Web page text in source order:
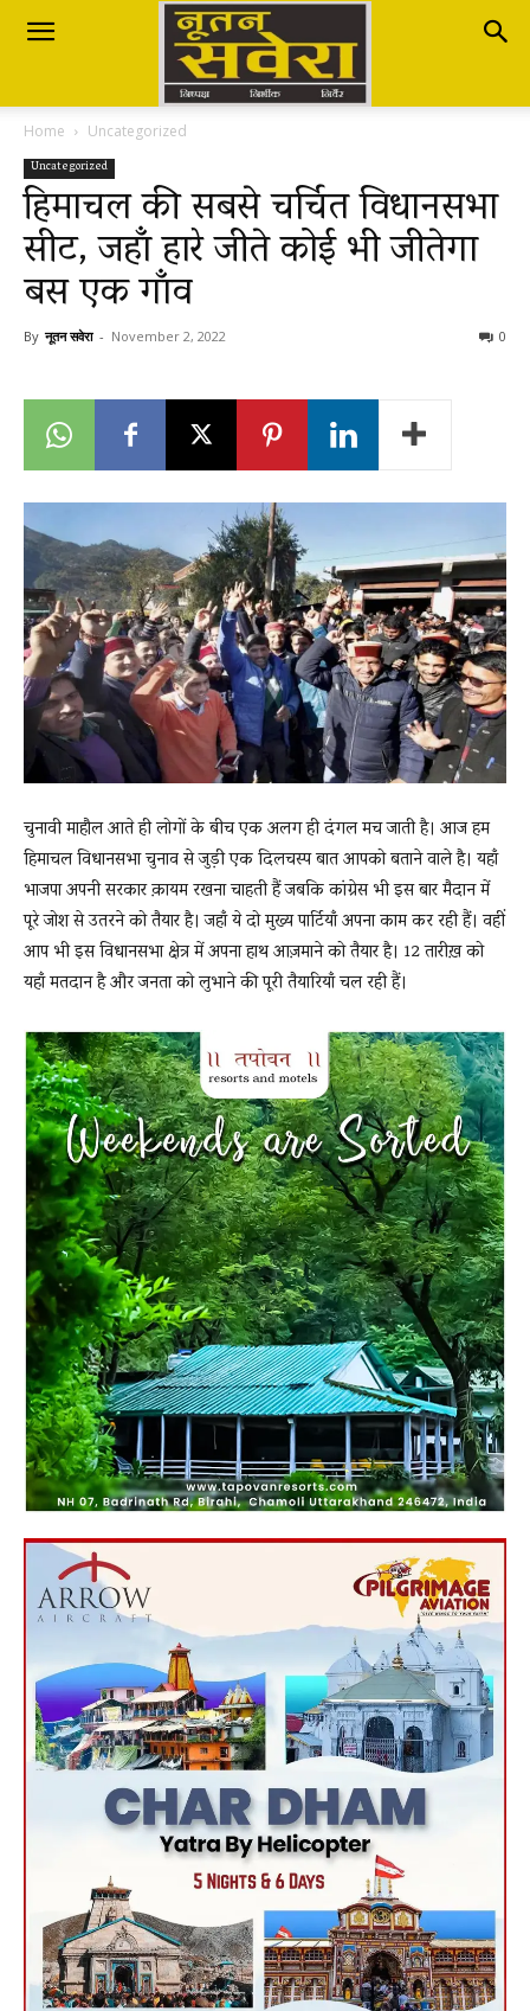
Nutan
Savera
नूतन
सवेरा
Breaking
News
LIVE
Home Uncategorized
Uncategorized
हिमाचल की सबसे चर्चित विधानसभा
सीट, जहाँ हारे जीते कोई भी जीतेगा
बस एक गाँव
By नूतन सवेरा - November 2, 2022 0
चुनावी माहौल आते ही लोगों के बीच एक अलग ही दंगल मच जाती है। आज हम
हिमाचल विधानसभा चुनाव से जुड़ी एक दिलचस्प बात आपको बताने वाले है। यहाँ
भाजपा अपनी सरकार क़ायम रखना चाहती हैं जबकि कांग्रेस भी इस बार मैदान में
पूरे जोश से उतरने को तैयार है। जहाँ ये दो मुख्य पार्टियाँ अपना काम कर रही हैं। वहीं
आप भी इस विधानसभा क्षेत्र में अपना हाथ आज़माने को तैयार है। 12 तारीख़ को
यहाँ मतदान है और जनता को लुभाने की पूरी तैयारियाँ चल रही हैं।